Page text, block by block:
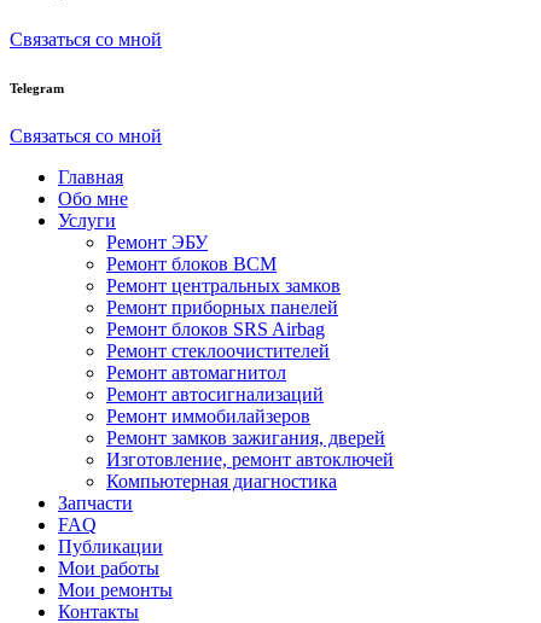
Связаться со мной
Telegram
Связаться со мной
Главная
Обо мне
Услуги
Ремонт ЭБУ
Ремонт блоков BCМ
Ремонт центральных замков
Ремонт приборных панелей
Ремонт блоков SRS Airbag
Ремонт стеклоочистителей
Ремонт автомагнитол
Ремонт автосигнализаций
Ремонт иммобилайзеров
Ремонт замков зажигания, дверей
Изготовление, ремонт автоключей
Компьютерная диагностика
Запчасти
FAQ
Публикации
Мои работы
Мои ремонты
Контакты